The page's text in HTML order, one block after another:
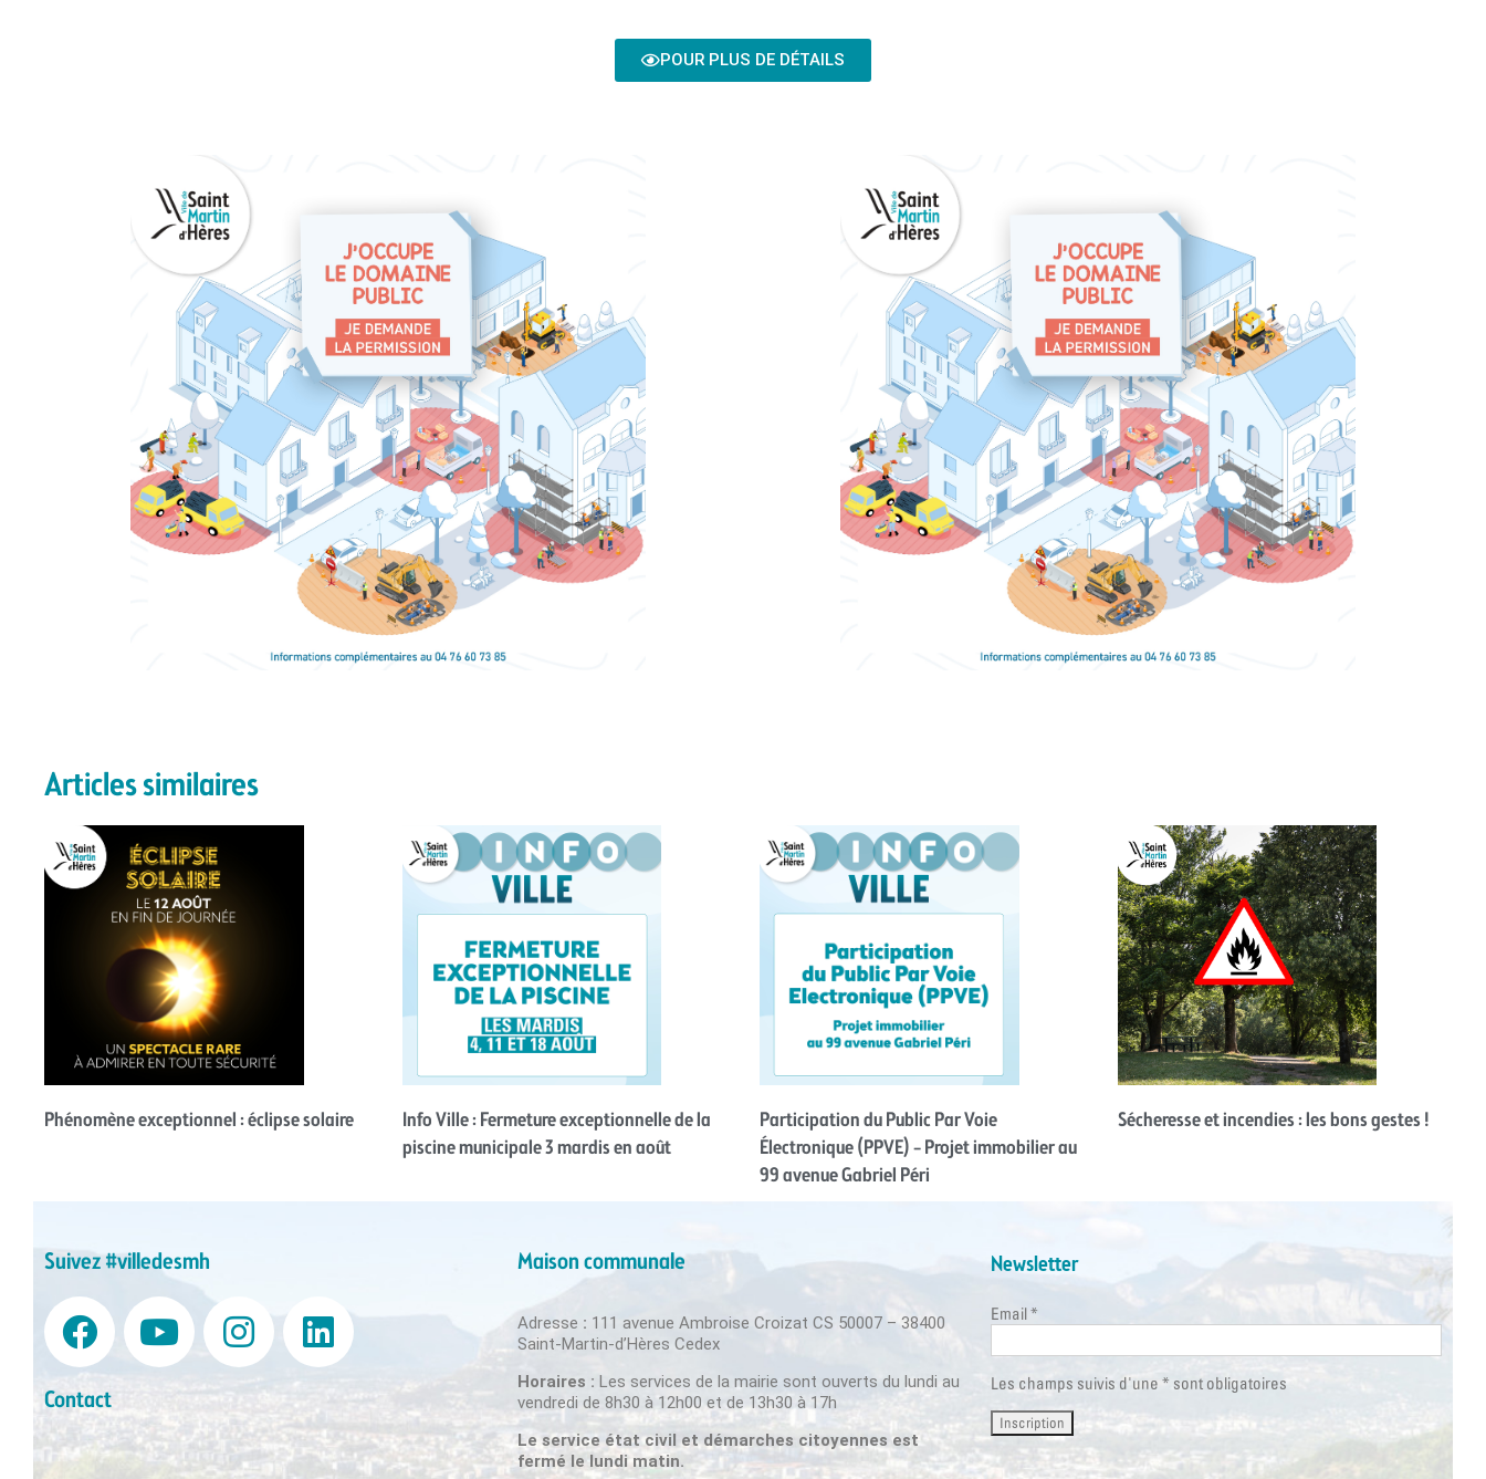
POUR PLUS DE DÉTAILS
Articles similaires
Phénomène exceptionnel : éclipse solaire
Info Ville : Fermeture exceptionnelle de la
piscine municipale 3 mardis en août
Participation du Public Par Voie
Électronique (PPVE) – Projet immobilier au
99 avenue Gabriel Péri
Sécheresse et incendies : les bons gestes !
Suivez #villedesmh
Contact
Maison communale
Adresse : 111 avenue Ambroise Croizat CS 50007 – 38400
Saint-Martin-d’Hères Cedex
Horaires : Les services de la mairie sont ouverts du lundi au
vendredi de 8h30 à 12h00 et de 13h30 à 17h
Le service état civil et démarches citoyennes est
fermé le lundi matin.
Newsletter
Email *
Les champs suivis d'une * sont obligatoires